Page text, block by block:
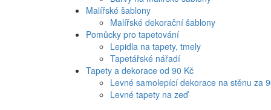
Malířské šablony
Malířské dekorační šablony
Pomůcky pro tapetování
Lepidla na tapety, tmely
Tapetářské nářadí
Tapety a dekorace od 90 Kč
Levné samolepící dekorace na stěnu za
Levné tapety na zeď